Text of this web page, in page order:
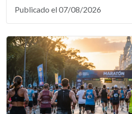
Publicado el 07/08/2026